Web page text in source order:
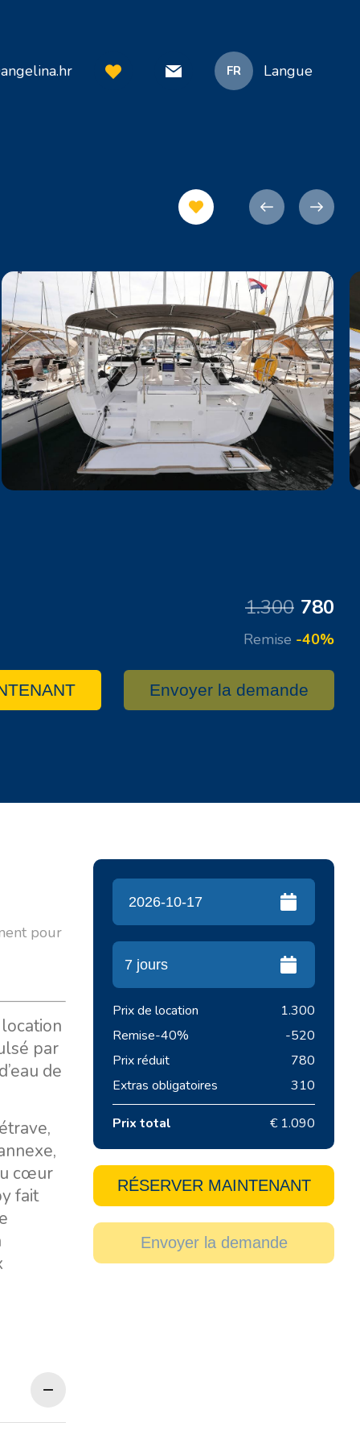
FR Langue
1.300 780
Remise -40%
Envoyer la demande
pour
par
de
cœur
fait
Prix de location
1.300
Remise-40%
-520
Prix réduit
780
Extras obligatoires
310
Prix total € 1.090
RÉSERVER MAINTENANT
Envoyer la demande